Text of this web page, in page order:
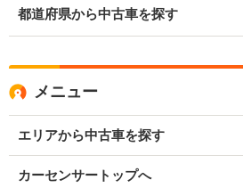
都道府県から中古車を探す
メニュー
エリアから中古車を探す
カーセンサートップへ